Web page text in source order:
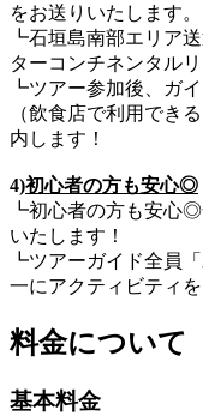
をお送りいたします。
┗石垣島南部エリア
ターコンチネンタルリ
┗ツアー参加後、ガ
（飲食店で利用でき
内します！
4)初心者の方も安心◎
┗初心者の方も安心◎
いたします！
┗ツアーガイド全員
一にアクティビティ
料金について
基本料金